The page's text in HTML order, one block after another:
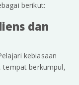
berikut:
dan
kebiasaan
tempat berkumpul,